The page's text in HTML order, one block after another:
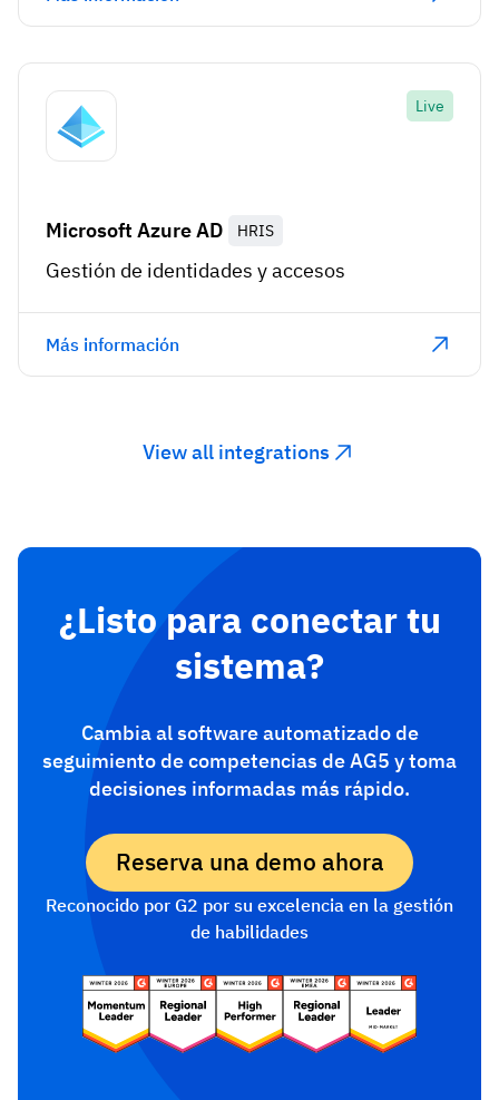
Live
Microsoft Azure AD HRIS
Gestión de identidades y accesos
Más información
View all integrations
¿Listo para conectar tu
sistema?
Cambia al software automatizado de
seguimiento de competencias de AG5 y toma
decisiones informadas más rápido.
Reserva una demo ahora
Reconocido por G2 por su excelencia en la gestión
de habilidades